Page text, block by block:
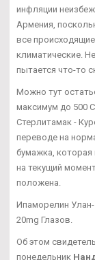
инфляции
Армения,
все
климатические.
пытается что-то
Можно тут
максимум до 500
Стерлитамак -
переводе на
бумажка,
на текущий
положена.
Ипаморелин Улан-
20mg Глазов.
Об этом
понедельник